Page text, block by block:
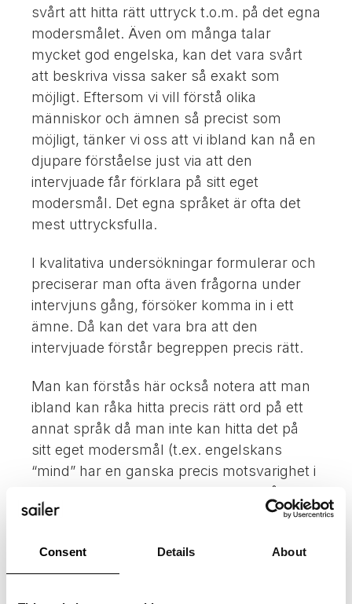
Consent Details About
svårt att hitta rätt uttryck t.o.m. på det egna
modersmålet. Även om många talar
mycket god engelska, kan det vara svårt
att beskriva vissa saker så exakt som
möjligt. Eftersom vi vill förstå olika
människor och ämnen så precist som
möjligt, tänker vi oss att vi ibland kan nå en
djupare förståelse just via att den
intervjuade får förklara på sitt eget
modersmål. Det egna språket är ofta det
mest uttrycksfulla.
I kvalitativa undersökningar formulerar och
preciserar man ofta även frågorna under
intervjuns gång, försöker komma in i ett
ämne. Då kan det vara bra att den
intervjuade förstår begreppen precis rätt.
Man kan förstås här också notera att man
ibland kan råka hitta precis rätt ord på ett
annat språk då man inte kan hitta det på
sitt eget modersmål (t.ex. engelskans
“mind” har en ganska precis motsvarighet i
finskan, medan det i svenskan är svårare
att översätta begreppet). Det är alltså bra